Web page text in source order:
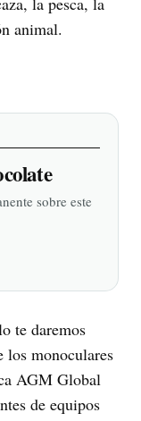
animal.
sobre este
te daremos
los monoculares
AGM Global
de equipos